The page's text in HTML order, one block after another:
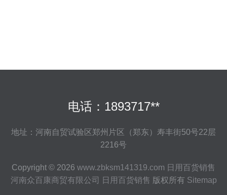
电话：1893717**
地址：河南自贸试验区郑州片区（郑东）寿丰街50号22层
2216号
Copyright © 2026 www.zbksm141319.com 日用百货销售
河南众百康商贸有限公司
日用百货销售 版权所有 Sitemap